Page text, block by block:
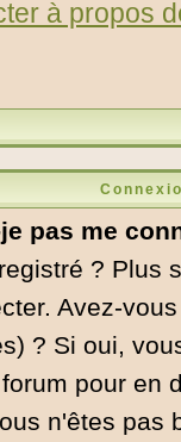
à propos
pas me
? Plus
Avez-
? Si oui,
pour en
n'êtes pas